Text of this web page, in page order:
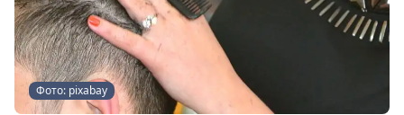
Фото: pixabay